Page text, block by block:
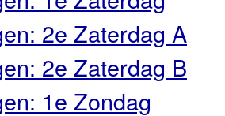
2e Zaterdag A
2e Zaterdag B
1e Zondag